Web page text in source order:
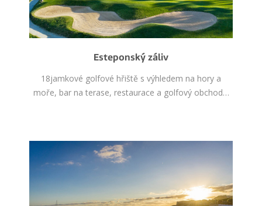
Esteponský záliv
18jamkové golfové hřiště s výhledem na hory a
moře, bar na terase, restaurace a golfový obchod…